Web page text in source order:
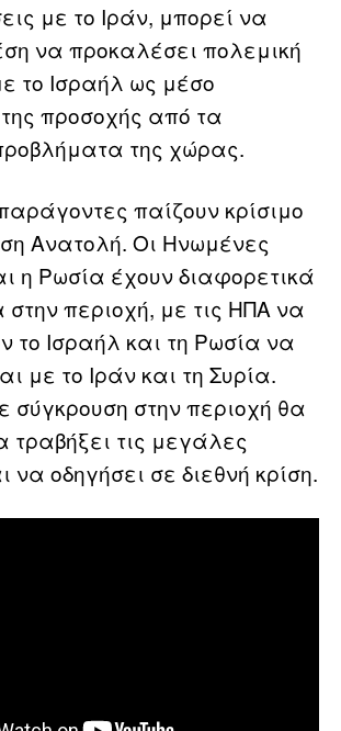
με το Ιράν, μπορεί να
να προκαλέσει πολεμική
το Ισραήλ ως μέσο
προσοχής από τα
της χώρας.
παίζουν κρίσιμο
Ανατολή. Οι Ηνωμένες
η Ρωσία έχουν διαφορετικά
περιοχή, με τις ΗΠΑ να
το Ισραήλ και τη Ρωσία να
με το Ιράν και τη Συρία.
σύγκρουση στην περιοχή θα
τραβήξει τις μεγάλες
να οδηγήσει σε διεθνή κρίση.